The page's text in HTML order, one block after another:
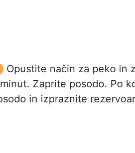
Opustite način za peko in
Zaprite posodo. Po
in izpraznite